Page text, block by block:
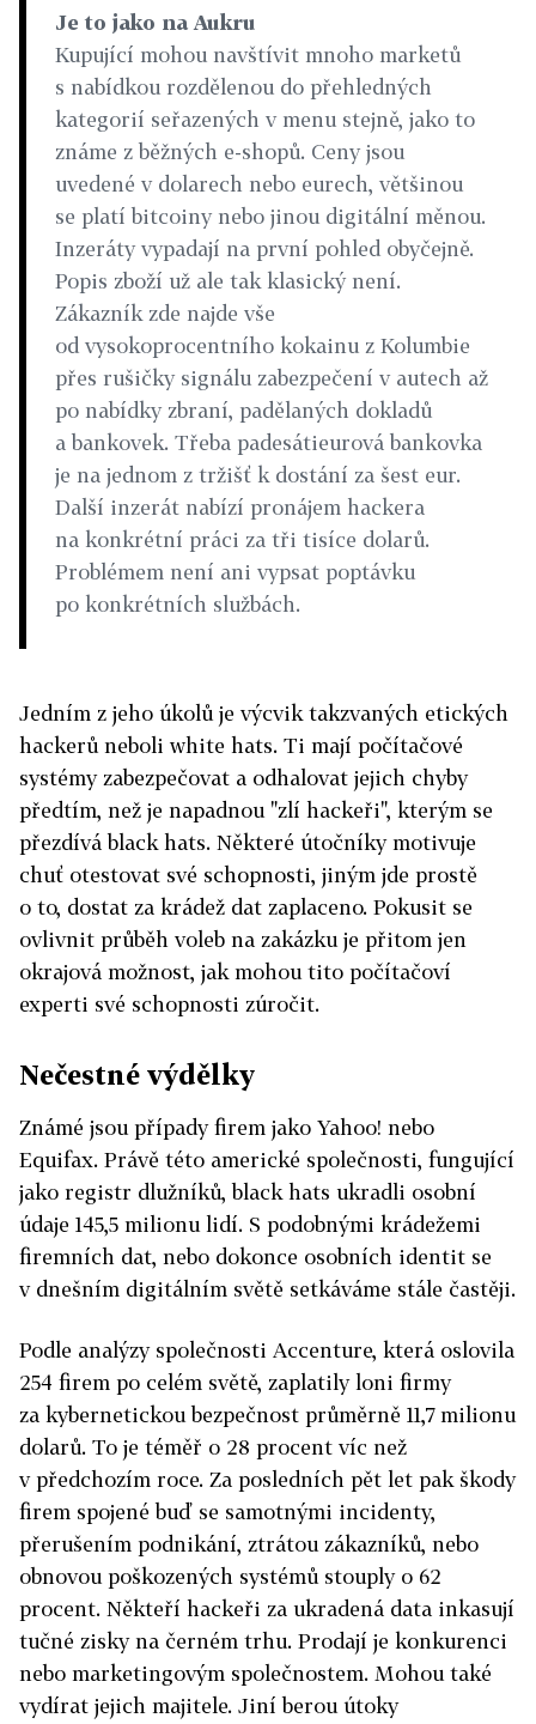
Je to jako na Aukru
Kupující mohou navštívit mnoho marketů
s nabídkou rozdělenou do přehledných
kategorií seřazených v menu stejně, jako to
známe z běžných e-shopů. Ceny jsou
uvedené v dolarech nebo eurech, většinou
se platí bitcoiny nebo jinou digitální měnou.
Inzeráty vypadají na první pohled obyčejně.
Popis zboží už ale tak klasický není.
Zákazník zde najde vše
od vysokoprocentního kokainu z Kolumbie
přes rušičky signálu zabezpečení v autech až
po nabídky zbraní, padělaných dokladů
a bankovek. Třeba padesátieurová bankovka
je na jednom z tržišť k dostání za šest eur.
Další inzerát nabízí pronájem hackera
na konkrétní práci za tři tisíce dolarů.
Problémem není ani vypsat poptávku
po konkrétních službách.
Jedním z jeho úkolů je výcvik takzvaných etických
hackerů neboli white hats. Ti mají počítačové
systémy zabezpečovat a odhalovat jejich chyby
předtím, než je napadnou "zlí hackeři", kterým se
přezdívá black hats. Některé útočníky motivuje
chuť otestovat své schopnosti, jiným jde prostě
o to, dostat za krádež dat zaplaceno. Pokusit se
ovlivnit průběh voleb na zakázku je přitom jen
okrajová možnost, jak mohou tito počítačoví
experti své schopnosti zúročit.
Nečestné výdělky
Známé jsou případy firem jako Yahoo! nebo
Equifax. Právě této americké společnosti, fungující
jako registr dlužníků, black hats ukradli osobní
údaje 145,5 milionu lidí. S podobnými krádežemi
firemních dat, nebo dokonce osobních identit se
v dnešním digitálním světě setkáváme stále častěji.
Podle analýzy společnosti Accenture, která oslovila
254 firem po celém světě, zaplatily loni firmy
za kybernetickou bezpečnost průměrně 11,7 milionu
dolarů. To je téměř o 28 procent víc než
v předchozím roce. Za posledních pět let pak škody
firem spojené buď se samotnými incidenty,
přerušením podnikání, ztrátou zákazníků, nebo
obnovou poškozených systémů stouply o 62
procent. Někteří hackeři za ukradená data inkasují
tučné zisky na černém trhu. Prodají je konkurenci
nebo marketingovým společnostem. Mohou také
vydírat jejich majitele. Jiní berou útoky